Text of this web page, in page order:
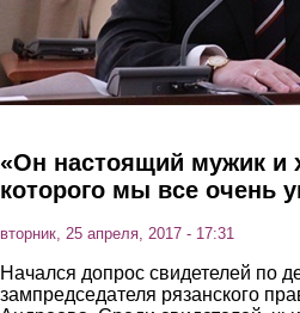
«Он настоящий мужик и
которого мы все очень
вторник, 25 апреля, 2017 - 17:31
Начался допрос свидетелей по
зампредседателя рязанского